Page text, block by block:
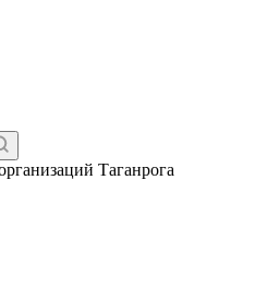
Таганрога